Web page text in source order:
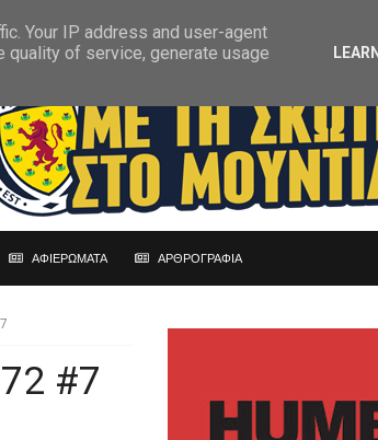
ΑΦΙΕΡΩΜΑΤΑ ΑΡΘΡΟΓΡΑΦΙΑ
#7
Your IP address and user-agent
quality of service, generate usage